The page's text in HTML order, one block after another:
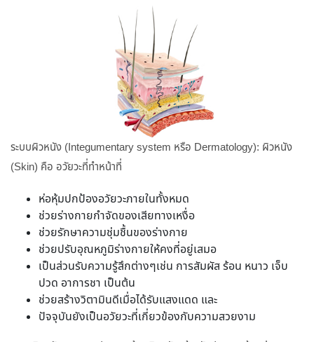
ระบบผิวหนัง (Integumentary system หรือ Dermatology): ผิวหนัง
(Skin) คือ อวัยวะที่ทำหน้าที่
ห่อหุ้มปกป้องอวัยวะภายในทั้งหมด
ช่วยร่างกายกำจัดของเสียทางเหงื่อ
ช่วยรักษาความชุ่มชื้นของร่างกาย
ช่วยปรับอุณหภูมิร่างกายให้คงที่อยู่เสมอ
เป็นส่วนรับความรู้สึกต่างๆเช่น การสัมผัส ร้อน หนาว เจ็บ
ปวด อาการชา เป็นต้น
ช่วยสร้างวิตามินดีเมื่อได้รับแสงแดด และ
ปัจจุบันยังเป็นอวัยวะที่เกี่ยวข้องกับความสวยงาม